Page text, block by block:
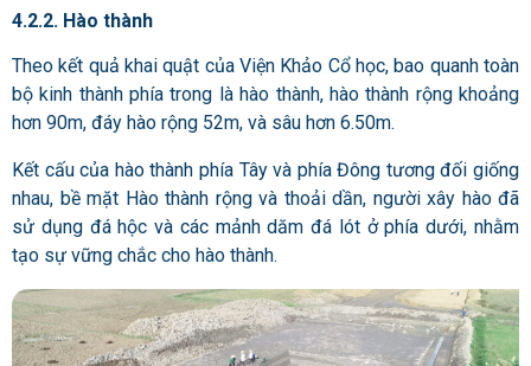
4.2.2. Hào thành
Theo kết quả khai quật của Viện Khảo Cổ học, bao quanh toàn
bộ kinh thành phía trong là hào thành, hào thành rộng khoảng
hơn 90m, đáy hào rộng 52m, và sâu hơn 6.50m.
Kết cấu của hào thành phía Tây và phía Đông tương đối giống
nhau, bề mặt Hào thành rộng và thoải dần, người xây hào đã
sử dụng đá hộc và các mảnh dăm đá lót ở phía dưới, nhằm
tạo sự vững chắc cho hào thành.